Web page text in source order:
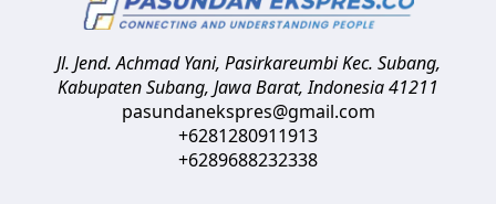
Jl. Jend. Achmad Yani, Pasirkareumbi Kec. Subang,
Kabupaten Subang, Jawa Barat,Indonesia41211
pasundanekspres@gmail.com
+6281280911913
+6289688232338